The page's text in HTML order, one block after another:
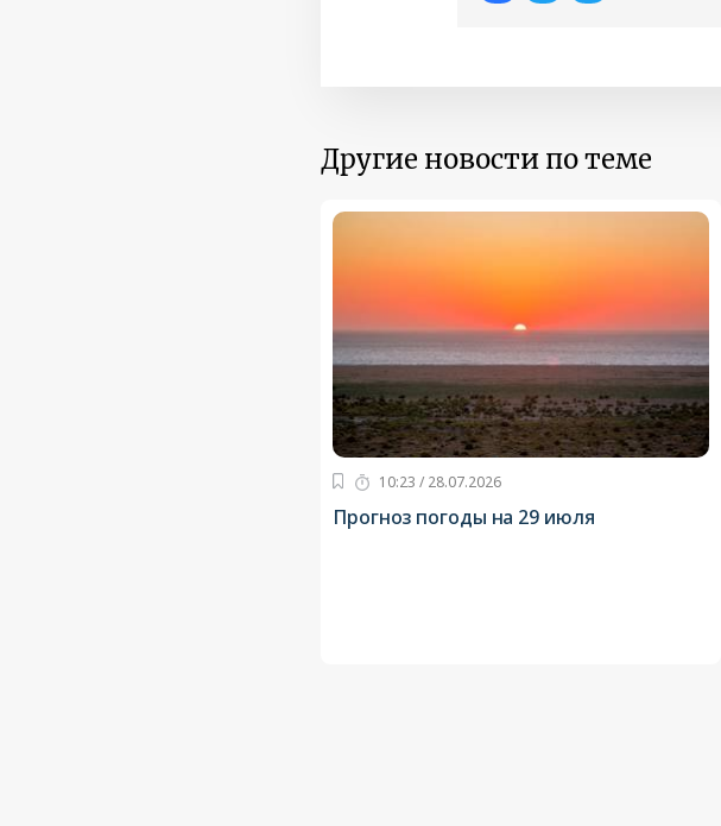
Другие новости по теме
10:23 / 28.07.2026
Прогноз погоды на 29 июля